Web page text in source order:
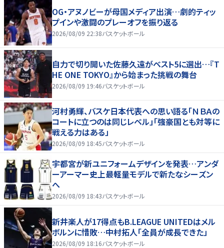
OG・アヌノビーが母国メディア出演…劇的ティッ
プインや激闘のプレーオフを振り返る
2026/08/09 22:38バスケットボール
自力で切り開いた佐藤久遠がベスト5に選出…『T
HE ONE TOKYO』から始まった挑戦の舞台
2026/08/09 19:46バスケットボール
河村勇輝、バスケ日本代表への思い語る「ＮＢＡの
コートに立つのは同じレベル」「強豪国とも対等に
戦える力はある」
2026/08/09 18:45バスケットボール
宇都宮が新ユニフォームデザインを発表…アンダ
ーアーマー史上最軽量モデルで新たなシーズン
へ
2026/08/09 18:43バスケットボール
新井楽人が17得点もB.LEAGUE UNITEDはメル
ボルンに惜敗…中村拓人「全員が成長できた」
2026/08/09 18:16バスケットボール